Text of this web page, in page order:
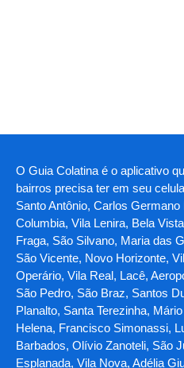
O Guia Colatina é o aplicativo
bairros precisa ter em seu
Santo Antônio, Carlos
Columbia, Vila Lenira, Bela
Fraga, São Silvano, Maria das
São Vicente, Novo Horizonte,
Operário, Vila Real, Lacê,
São Pedro, São Braz, Santos
Planalto, Santa Terezinha,
Helena, Francisco Simonassi,
Barbados, Olívio Zanoteli, São
Esplanada, Vila Nova, Adélia